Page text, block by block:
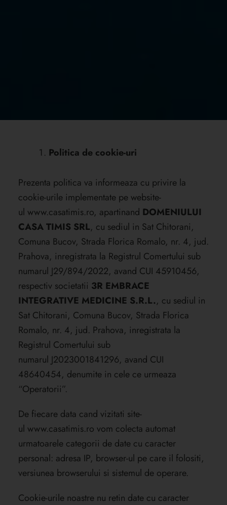
Politica de cookie-uri
Prezenta politica va informeaza cu privire la
cookie-urile implementate pe website-
ul www.casatimis.ro, apartinand DOMENIULUI
CASA TIMIS SRL, cu sediul in Sat Chitorani,
Comuna Bucov, Strada Florica Romalo, nr. 4, jud.
Prahova, inregistrata la Registrul Comertului sub
numarul J29/894/2022, avand CUI 45910456,
respectiv societatii 3R EMBRACE
INTEGRATIVE MEDICINE S.R.L., cu sediul in
Sat Chitorani, Comuna Bucov, Strada Florica
Romalo, nr. 4, jud. Prahova, inregistrata la
Registrul Comertului sub
numarul J2023001841296, avand CUI
48640454, denumite in cele ce urmeaza
“Operatorii”.
De fiecare data cand vizitati site-
ul www.casatimis.ro vom colecta automat
urmatoarele categorii de date cu caracter
personal: adresa IP, browser-ul pe care il folositi,
versiunea browserului si sistemul de operare.
Cookie-urile noastre nu retin date cu caracter